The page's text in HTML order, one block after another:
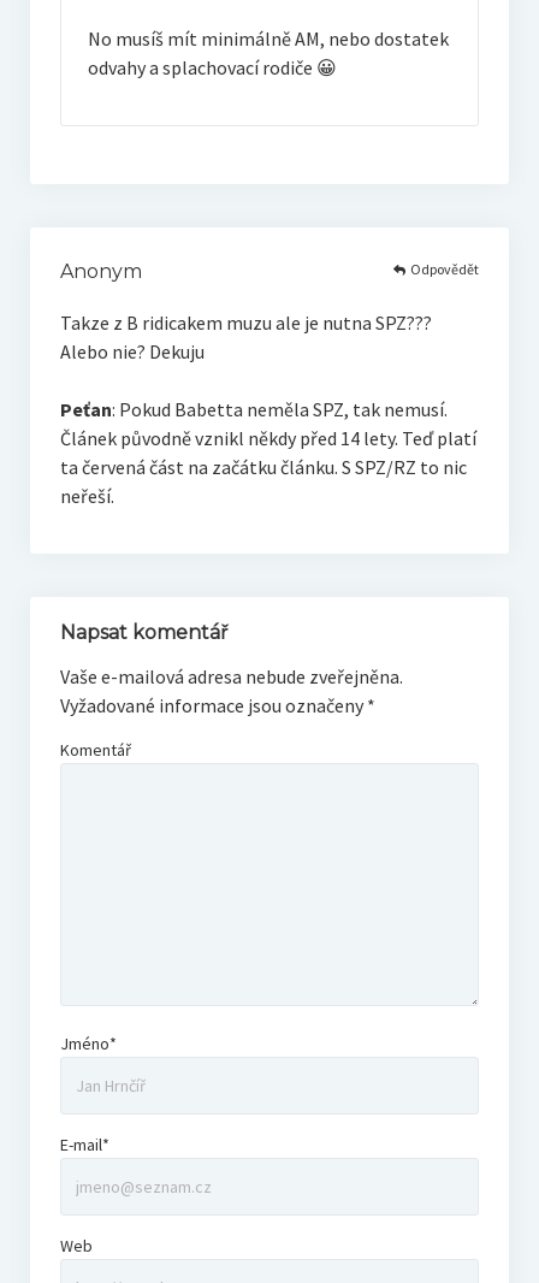
No musíš mít minimálně AM, nebo dostatek
odvahy a splachovací rodiče 😀
Anonym
Takze z B ridicakem muzu ale je nutna SPZ???
Alebo nie? Dekuju
Peťan: Pokud Babetta neměla SPZ, tak nemusí.
Článek původně vznikl někdy před 14 lety. Teď platí
ta červená část na začátku článku. S SPZ/RZ to nic
neřeší.
Odpovědět
Napsat komentář
Vaše e-mailová adresa nebude zveřejněna.
Vyžadované informace jsou označeny *
Komentář
Jméno*
E-mail*
Web